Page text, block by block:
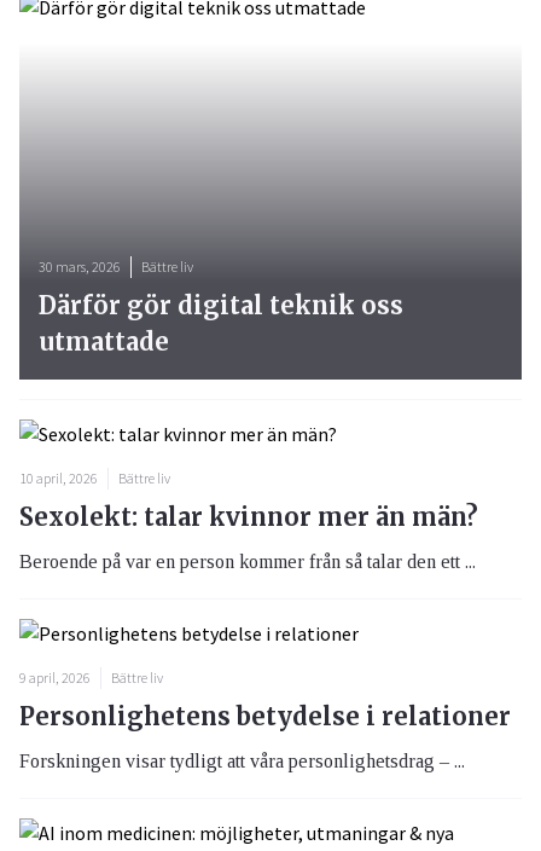
10 april, 2026 Bättre liv
Sexolekt: talar kvinnor mer än män?
Beroende på var en person kommer från så talar den ett ...
9 april, 2026 Bättre liv
Personlighetens betydelse i relationer
Forskningen visar tydligt att våra personlighetsdrag – ...
30 mars, 2026 Bättre liv
Därför gör digital teknik oss
utmattade